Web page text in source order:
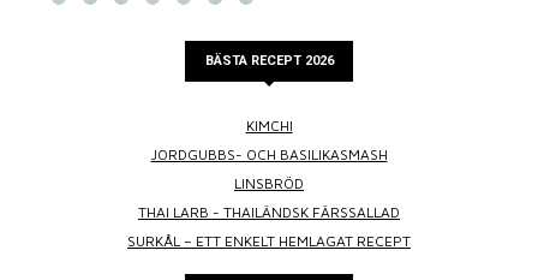
BÄSTA RECEPT 2026
KIMCHI
JORDGUBBS- OCH BASILIKASMASH
LINSBRÖD
THAI LARB - THAILÄNDSK FÄRSSALLAD
SURKÅL – ETT ENKELT HEMLAGAT RECEPT